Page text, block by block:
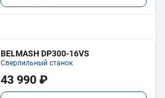
BELMASH DP300-16VS
Сверлильный станок
43 990 ₽